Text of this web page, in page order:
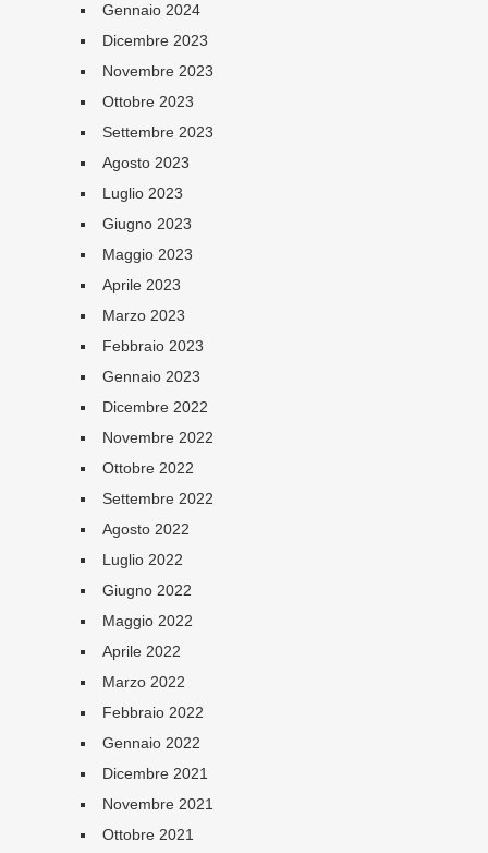
Gennaio 2024
Dicembre 2023
Novembre 2023
Ottobre 2023
Settembre 2023
Agosto 2023
Luglio 2023
Giugno 2023
Maggio 2023
Aprile 2023
Marzo 2023
Febbraio 2023
Gennaio 2023
Dicembre 2022
Novembre 2022
Ottobre 2022
Settembre 2022
Agosto 2022
Luglio 2022
Giugno 2022
Maggio 2022
Aprile 2022
Marzo 2022
Febbraio 2022
Gennaio 2022
Dicembre 2021
Novembre 2021
Ottobre 2021